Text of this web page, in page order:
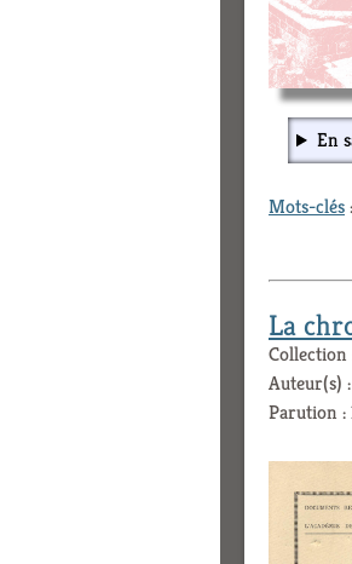
En
Mots-clés:
La
Collection
Auteur(s) :
Parution :